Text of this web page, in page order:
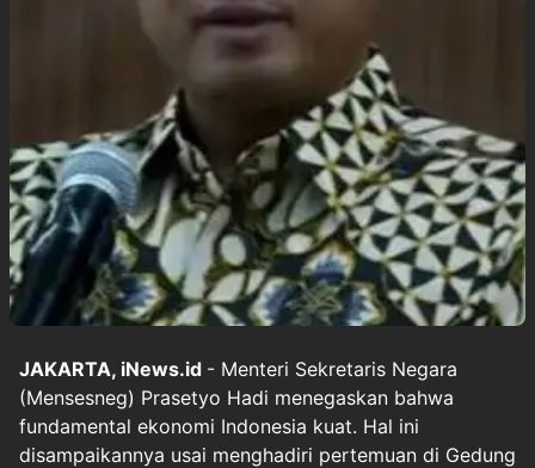
JAKARTA, iNews.id - Menteri Sekretaris Negara
(Mensesneg) Prasetyo Hadi menegaskan bahwa
fundamental ekonomi Indonesia kuat. Hal ini
disampaikannya usai menghadiri pertemuan di Gedung